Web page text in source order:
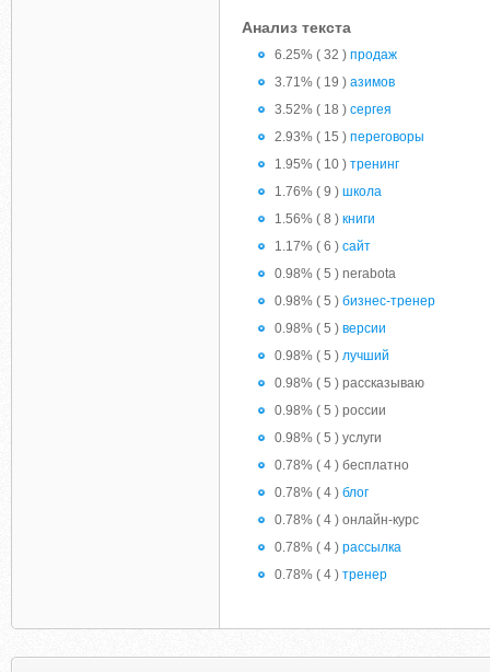
Анализ текста
6.25% ( 32 ) продаж
3.71% ( 19 ) азимов
3.52% ( 18 ) сергея
2.93% ( 15 ) переговоры
1.95% ( 10 ) тренинг
1.76% ( 9 ) школа
1.56% ( 8 ) книги
1.17% ( 6 ) сайт
0.98% ( 5 ) nerabota
0.98% ( 5 ) бизнес-тренер
0.98% ( 5 ) версии
0.98% ( 5 ) лучший
0.98% ( 5 ) рассказываю
0.98% ( 5 ) россии
0.98% ( 5 ) услуги
0.78% ( 4 ) бесплатно
0.78% ( 4 ) блог
0.78% ( 4 ) онлайн-курс
0.78% ( 4 ) рассылка
0.78% ( 4 ) тренер